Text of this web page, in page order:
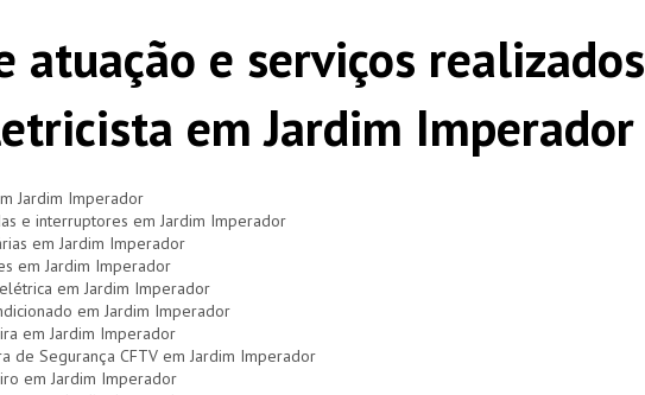
atuação e serviços realizados
em Jardim Imperador
Jardim Imperador
e interruptores em Jardim Imperador
em Jardim Imperador
em Jardim Imperador
em Jardim Imperador
em Jardim Imperador
em Jardim Imperador
de Segurança CFTV em Jardim Imperador
em Jardim Imperador